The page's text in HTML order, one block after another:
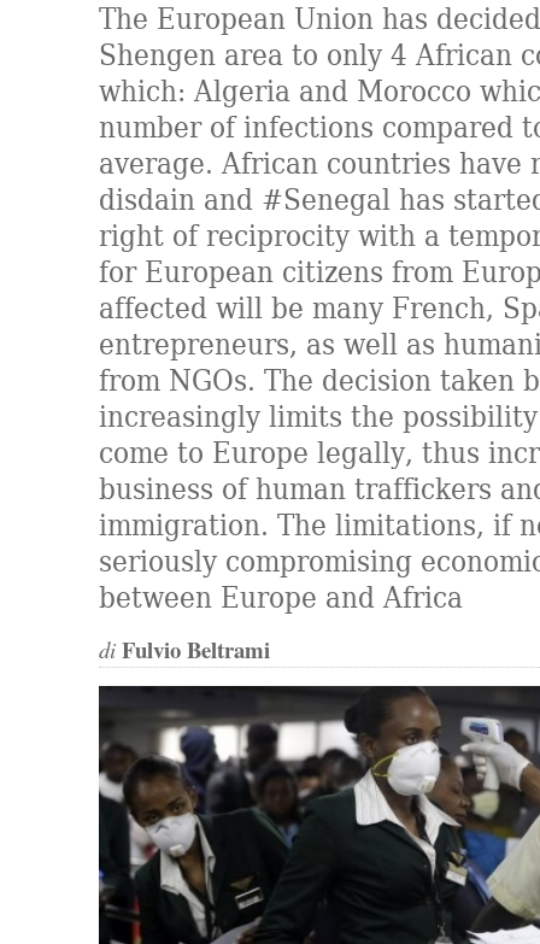
The European Union has
Shengen area to only 4 African
which: Algeria and Morocco
number of infections compared
average. African countries have
disdain and #Senegal has
right of reciprocity with a
for European citizens from
affected will be many French,
entrepreneurs, as well as
from NGOs. The decision taken
increasingly limits the
come to Europe legally, thus
business of human traffickers
immigration. The limitations, if
seriously compromising
between Europe and Africa
di Fulvio Beltrami